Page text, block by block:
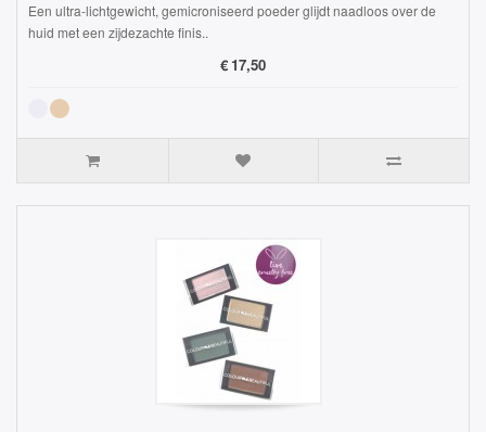
Een ultra-lichtgewicht, gemicroniseerd poeder glijdt naadloos over de
huid met een zijdezachte finis..
€ 17,50